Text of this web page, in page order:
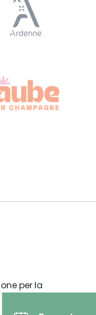
per la
culturali
dal FEDER